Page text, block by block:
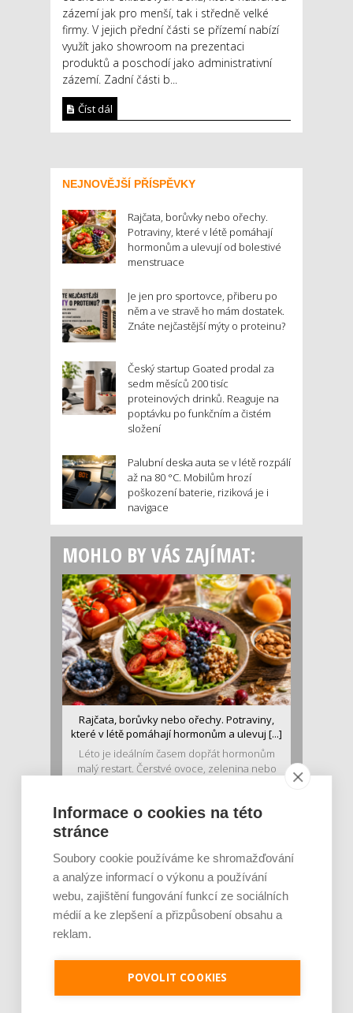
zázemí jak pro menší, tak i středně velké
firmy. V jejich přední části se přízemí nabízí
využít jako showroom na prezentaci
produktů a poschodí jako administrativní
zázemí. Zadní části b...
Číst dál
NEJNOVĚJŠÍ PŘÍSPĚVKY
Rajčata, borůvky nebo ořechy.
Potraviny, které v létě pomáhají
hormonům a ulevují od bolestivé
menstruace
Je jen pro sportovce, přiberu po
něm a ve stravě ho mám dostatek.
Znáte nejčastější mýty o proteinu?
Český startup Goated prodal za
sedm měsíců 200 tisíc
proteinových drinků. Reaguje na
poptávku po funkčním a čistém
složení
Palubní deska auta se v létě rozpálí
až na 80 °C. Mobilům hrozí
poškození baterie, riziková je i
navigace
MOHLO BY VÁS ZAJÍMAT:
Rajčata, borůvky nebo ořechy. Potraviny,
které v létě pomáhají hormonům a ulevuj [...]
Léto je ideálním časem dopřát hormonům
malý restart. Čerstvé ovoce, zelenina nebo
Je jen pro sportovce, přiberu po něm a ve
stravě ho mám dostatek. Znáte nejčastějš [...]
Pojem protein již nějakou dobu rezonuje
Informace o cookies na této
stránce
Soubory cookie používáme ke shromažďování
a analýze informací o výkonu a používání
webu, zajištění fungování funkcí ze sociálních
médií a ke zlepšení a přizpůsobení obsahu a
reklam.
POVOLIT COOKIES